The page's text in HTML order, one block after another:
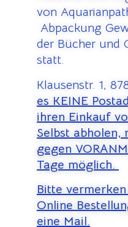
von
Abpackung
der Bücher und
statt.
Klausenstr. 1,
es KEINE
ihren Einkauf
Selbst abholen,
gegen
Tage möglich.
Bitte
Online
eine Mail.